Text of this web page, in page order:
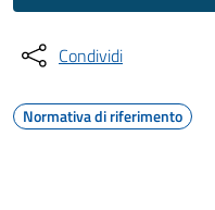
Condividi
Normativa di riferimento